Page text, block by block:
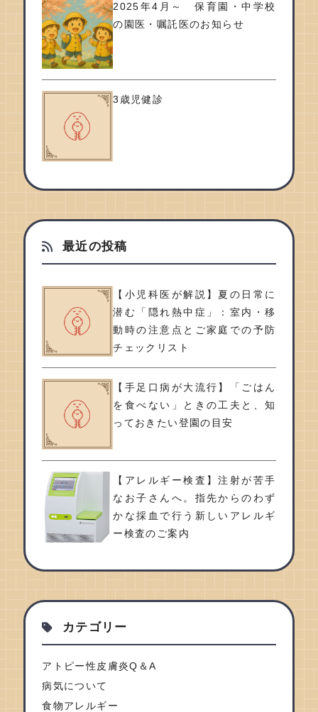
2025年4月～ 保育園・中学校
の園医・嘱託医のお知らせ
3歳児健診
最近の投稿
【小児科医が解説】夏の日常に
潜む「隠れ熱中症」：室内・移
動時の注意点とご家庭での予防
チェックリスト
【手足口病が大流行】「ごはん
を食べない」ときの工夫と、知
っておきたい登園の目安
【アレルギー検査】注射が苦手
なお子さんへ。指先からのわず
かな採血で行う新しいアレルギ
ー検査のご案内
カテゴリー
アトピー性皮膚炎Q＆A
病気について
食物アレルギー